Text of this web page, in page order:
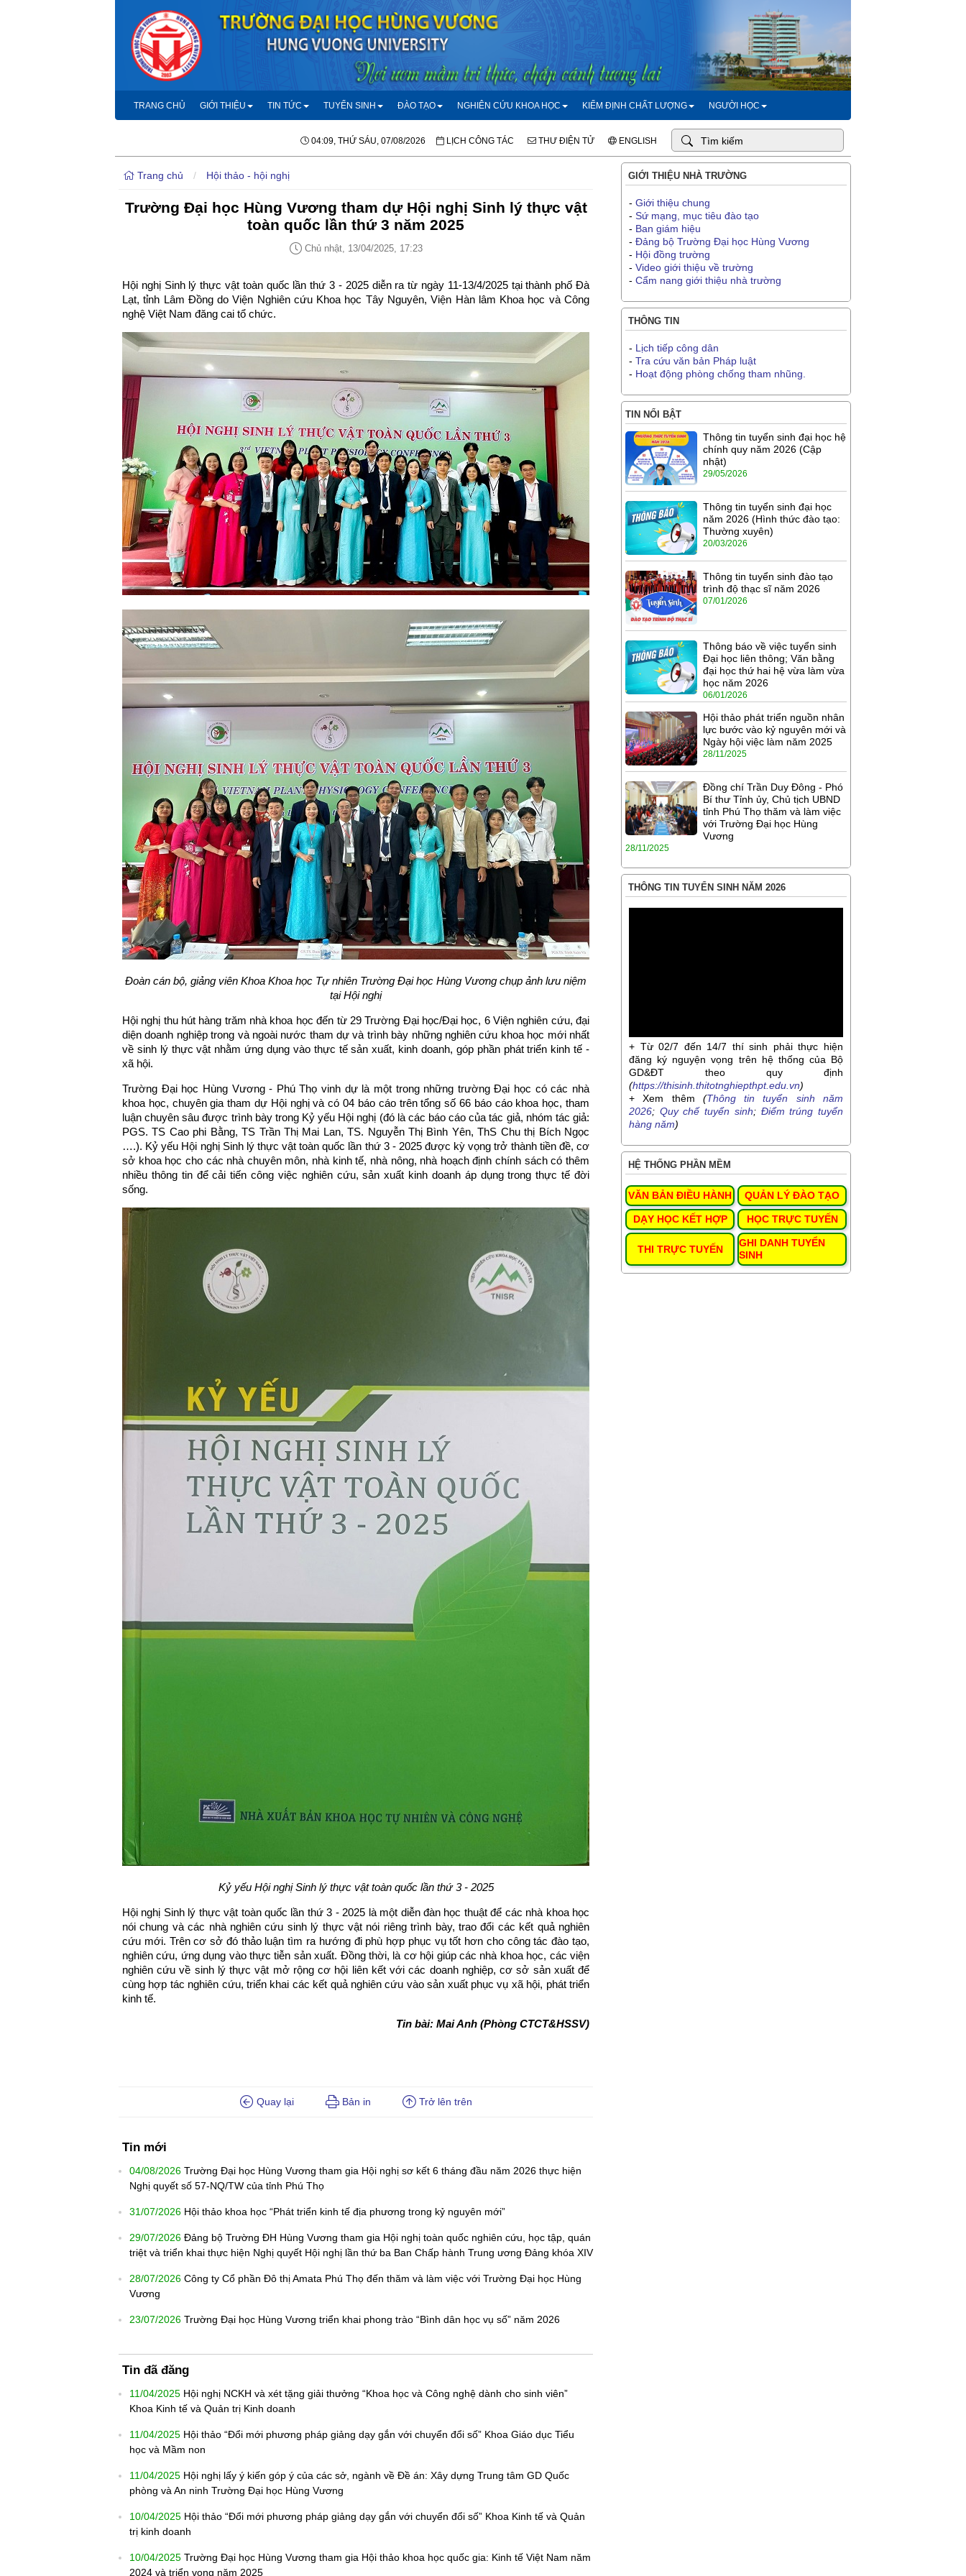
TRANG CHỦ GIỚI THIỆU TIN TỨC TUYỂN SINH ĐÀO TẠO NGHIÊN CỨU KHOA HỌC KIỂM ĐỊNH CHẤT LƯỢNG NGƯỜI HỌC
04:09, THỨ SÁU, 07/08/2026 LỊCH CÔNG TÁC THƯ ĐIỆN TỬ ENGLISH
Trang chủ / Hội thảo - hội nghị
Trường Đại học Hùng Vương tham dự Hội nghị Sinh lý thực vật
toàn quốc lần thứ 3 năm 2025
Chủ nhật, 13/04/2025, 17:23
Hội nghị Sinh lý thực vật toàn quốc lần thứ 3 - 2025 diễn ra từ ngày 11-13/4/2025 tại thành phố Đà
Lạt, tỉnh Lâm Đồng do Viện Nghiên cứu Khoa học Tây Nguyên, Viện Hàn lâm Khoa học và Công
nghệ Việt Nam đăng cai tổ chức.
Đoàn cán bộ, giảng viên Khoa Khoa học Tự nhiên Trường Đại học Hùng Vương chụp ảnh lưu niệm
tại Hội nghị
Hội nghị thu hút hàng trăm nhà khoa học đến từ 29 Trường Đại học/Đại học, 6 Viện nghiên cứu, đại
diện doanh nghiệp trong và ngoài nước tham dự và trình bày những nghiên cứu khoa học mới nhất
về sinh lý thực vật nhằm ứng dụng vào thực tế sản xuất, kinh doanh, góp phần phát triển kinh tế -
xã hội.
Trường Đại học Hùng Vương - Phú Thọ vinh dự là một trong những trường Đại học có các nhà
khoa học, chuyên gia tham dự Hội nghị và có 04 báo cáo trên tổng số 66 báo cáo khoa học, tham
luận chuyên sâu được trình bày trong Kỷ yếu Hội nghị (đó là các báo cáo của tác giả, nhóm tác giả:
PGS. TS Cao phi Bằng, TS Trần Thị Mai Lan, TS. Nguyễn Thị Bình Yên, ThS Chu thị Bích Ngọc
….). Kỷ yếu Hội nghị Sinh lý thực vật toàn quốc lần thứ 3 - 2025 được kỳ vọng trở thành tiền đề, cơ
sở khoa học cho các nhà chuyên môn, nhà kinh tế, nhà nông, nhà hoạch định chính sách có thêm
nhiều thông tin để cải tiến công việc nghiên cứu, sản xuất kinh doanh áp dụng trong thực tế đời
sống.
Kỷ yếu Hội nghị Sinh lý thực vật toàn quốc lần thứ 3 - 2025
Hội nghị Sinh lý thực vật toàn quốc lần thứ 3 - 2025 là một diễn đàn học thuật để các nhà khoa học
nói chung và các nhà nghiên cứu sinh lý thực vật nói riêng trình bày, trao đổi các kết quả nghiên
cứu mới. Trên cơ sở đó thảo luận tìm ra hướng đi phù hợp phục vụ tốt hơn cho công tác đào tạo,
nghiên cứu, ứng dụng vào thực tiễn sản xuất. Đồng thời, là cơ hội giúp các nhà khoa học, các viện
nghiên cứu về sinh lý thực vật mở rộng cơ hội liên kết với các doanh nghiệp, cơ sở sản xuất để
cùng hợp tác nghiên cứu, triển khai các kết quả nghiên cứu vào sản xuất phục vụ xã hội, phát triển
kinh tế.
Tin bài: Mai Anh (Phòng CTCT&HSSV)
Quay lại Bản in Trở lên trên
Tin mới
04/08/2026 Trường Đại học Hùng Vương tham gia Hội nghị sơ kết 6 tháng đầu năm 2026 thực hiện
Nghị quyết số 57-NQ/TW của tỉnh Phú Thọ
31/07/2026 Hội thảo khoa học “Phát triển kinh tế địa phương trong kỷ nguyên mới”
29/07/2026 Đảng bộ Trường ĐH Hùng Vương tham gia Hội nghị toàn quốc nghiên cứu, học tập, quán
triệt và triển khai thực hiện Nghị quyết Hội nghị lần thứ ba Ban Chấp hành Trung ương Đảng khóa XIV
28/07/2026 Công ty Cổ phần Đô thị Amata Phú Thọ đến thăm và làm việc với Trường Đại học Hùng
Vương
23/07/2026 Trường Đại học Hùng Vương triển khai phong trào “Bình dân học vụ số” năm 2026
Tin đã đăng
11/04/2025 Hội nghị NCKH và xét tặng giải thưởng “Khoa học và Công nghệ dành cho sinh viên”
Khoa Kinh tế và Quản trị Kinh doanh
11/04/2025 Hội thảo “Đổi mới phương pháp giảng dạy gắn với chuyển đổi số” Khoa Giáo dục Tiểu
học và Mầm non
11/04/2025 Hội nghị lấy ý kiến góp ý của các sở, ngành về Đề án: Xây dựng Trung tâm GD Quốc
phòng và An ninh Trường Đại học Hùng Vương
10/04/2025 Hội thảo “Đổi mới phương pháp giảng dạy gắn với chuyển đổi số” Khoa Kinh tế và Quản
trị kinh doanh
10/04/2025 Trường Đại học Hùng Vương tham gia Hội thảo khoa học quốc gia: Kinh tế Việt Nam năm
2024 và triển vọng năm 2025
GIỚI THIỆU NHÀ TRƯỜNG
- Giới thiệu chung
- Sứ mạng, mục tiêu đào tạo
- Ban giám hiệu
- Đảng bộ Trường Đại học Hùng Vương
- Hội đồng trường
- Video giới thiệu về trường
- Cẩm nang giới thiệu nhà trường
THÔNG TIN
- Lịch tiếp công dân
- Tra cứu văn bản Pháp luật
- Hoạt động phòng chống tham nhũng.
TIN NỔI BẬT
Thông tin tuyển sinh đại học hệ
chính quy năm 2026 (Cập
nhật)
29/05/2026
Thông tin tuyển sinh đại học
năm 2026 (Hình thức đào tạo:
Thường xuyên)
20/03/2026
Thông tin tuyển sinh đào tạo
trình độ thạc sĩ năm 2026
07/01/2026
Thông báo về việc tuyển sinh
Đại học liên thông; Văn bằng
đại học thứ hai hệ vừa làm vừa
học năm 2026
06/01/2026
Hội thảo phát triển nguồn nhân
lực bước vào kỷ nguyên mới và
Ngày hội việc làm năm 2025
28/11/2025
Đồng chí Trần Duy Đông - Phó
Bí thư Tỉnh ủy, Chủ tịch UBND
tỉnh Phú Thọ thăm và làm việc
với Trường Đại học Hùng
Vương
28/11/2025
THÔNG TIN TUYỂN SINH NĂM 2026
+ Từ 02/7 đến 14/7 thí sinh phải thực hiện
đăng ký nguyện vọng trên hệ thống của Bộ
GD&ĐT theo quy định
(https://thisinh.thitotnghiepthpt.edu.vn)
+ Xem thêm (Thông tin tuyển sinh năm
2026; Quy chế tuyển sinh; Điểm trúng tuyển
hàng năm)
HỆ THỐNG PHẦN MỀM
VĂN BẢN ĐIỀU HÀNH QUẢN LÝ ĐÀO TẠO
DẠY HỌC KẾT HỢP HỌC TRỰC TUYẾN
THI TRỰC TUYẾN
GHI DANH TUYỂN
SINH